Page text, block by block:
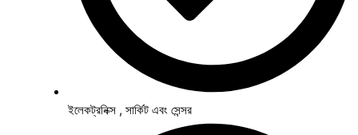
ইলেকট্রনিক্স , সার্কিট এবং সেন্সর